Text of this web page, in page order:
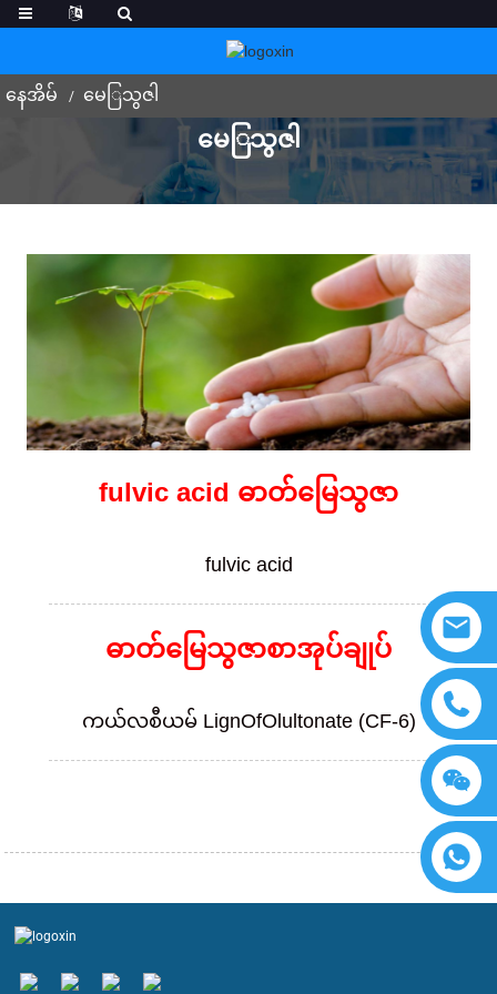
နေအိမ် မေြသွဇါ
မေြသွဇါ
fulvic acid ဓာတ်မြေသွဇာ
fulvic acid
ဓာတ်မြေသွဇာစာအုပ်ချုပ်
ကယ်လစီယမ် LignOfOlultonate (CF-6)